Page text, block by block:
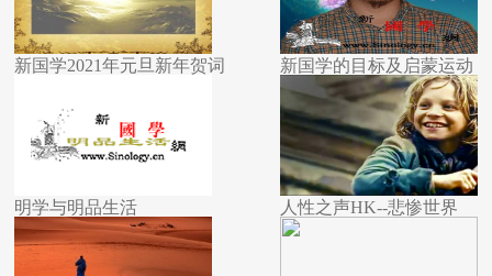
新国学2021年元旦新年贺词
明学与明品生活
新国学的目标及启蒙运动
人性之声HK--悲惨世界